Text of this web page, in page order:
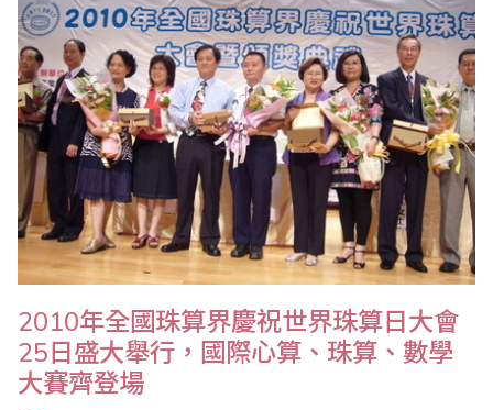
2010年全國珠算界慶祝世界珠算日大會
25日盛大舉行，國際心算、珠算、數學
大賽齊登場